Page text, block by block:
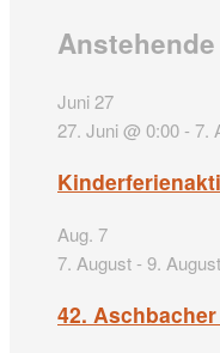
Juni 27
27. Juni @ 0:00 - 7.
Aug. 7
7. August - 9. August
42.